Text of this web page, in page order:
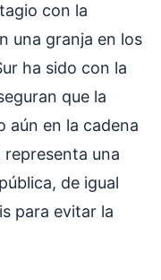
con la
una granja en los
ha sido con la
que la
aún en la cadena
una
de igual
para evitar la